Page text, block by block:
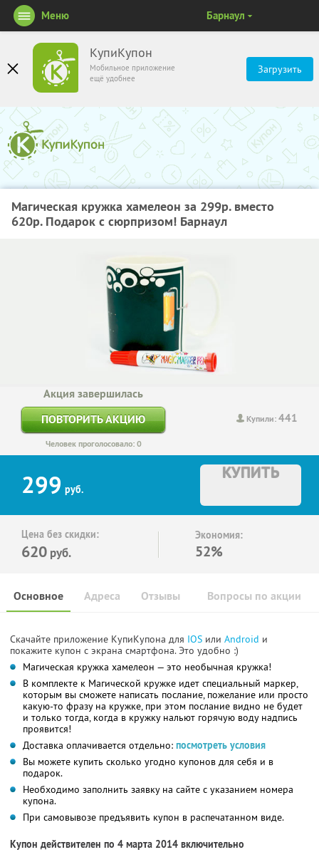
КупиКупон
Мобильное приложение
ещё удобнее
Загрузить
Меню Барнаул
Магическая кружка хамелеон за 299р. вместо
620р. Подарок с сюрпризом! Барнаул
Купили:441
Акция завершилась
ПОВТОРИТЬ АКЦИЮ
Человек проголосовало: 0
299 руб.
КУПИТЬ
Цена без скидки:
620 руб.
Экономия:
52%
Основное Отзывы Вопросы по акции
Адреса
Скачайте приложение КупиКупона для IOS или Android и
покажите купон с экрана смартфона. Это удобно :)
Магическая кружка хамелеон — это необычная кружка!
В комплекте к Магической кружке идет специальный маркер,
которым вы сможете написать послание, пожелание или просто
какую-то фразу на кружке, при этом послание видно не будет
и только тогда, когда в кружку нальют горячую воду надпись
проявится!
Доставка оплачивается отдельно: посмотреть условия
Вы можете купить сколько угодно купонов для себя и в
подарок.
Необходимо заполнить заявку на сайте с указанием номера
купона.
При самовывозе предъявить купон в распечатанном виде.
Купон действителен по 4 марта 2014 включительно